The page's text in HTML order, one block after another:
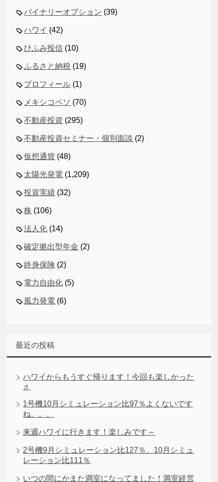
バイナリーオプション (39)
ハワイ (42)
ひふみ投信 (10)
ふるさと納税 (19)
プロフィール (1)
メキシコペソ (70)
不動産投資 (295)
不動産投資セミナー・個別面談 (2)
仮想通貨 (48)
太陽光発電 (1,209)
投資実績 (32)
株 (106)
法人化 (14)
確定拠出型年金 (2)
終身保険 (2)
電力自由化 (5)
風力発電 (6)
最近の投稿
ハワイからもうすぐ帰ります！今回も楽しかった
♬
1号機10月シミュレーション比97％よくないです
ね。。。
来週ハワイに行きます！楽しみです～
2号機9月シミュレーション比127％、10月シミュ
レーション比111％
いつの間にかまた満室になってました！満室経営